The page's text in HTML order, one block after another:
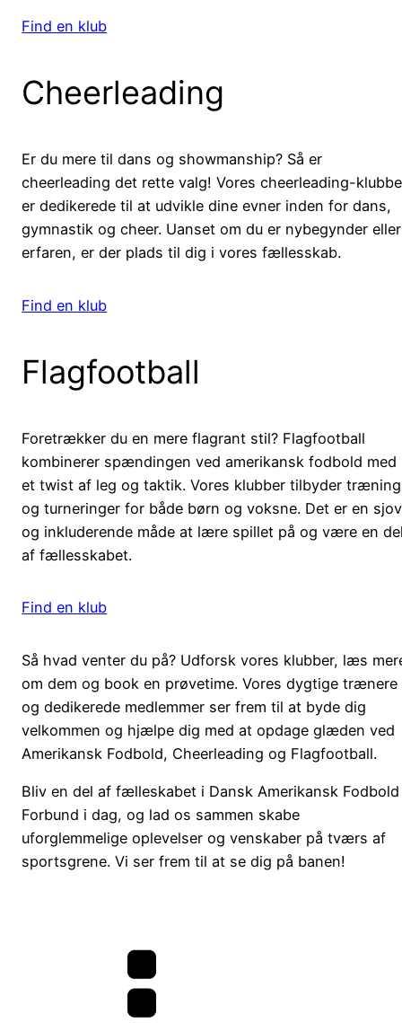
Find en klub
Cheerleading
Er du mere til dans og showmanship? Så er
cheerleading det rette valg! Vores cheerleading-
er dedikerede til at udvikle dine evner inden for dans,
gymnastik og cheer. Uanset om du er nybegynder eller
erfaren, er der plads til dig i vores fællesskab.
Find en klub
Flagfootball
Foretrækker du en mere flagrant stil? Flagfootball
kombinerer spændingen ved amerikansk fodbold med
et twist af leg og taktik. Vores klubber tilbyder træning
og turneringer for både børn og voksne. Det er en sjov
og inkluderende måde at lære spillet på og være en
af fællesskabet.
Find en klub
Så hvad venter du på? Udforsk vores klubber, læs
om dem og book en prøvetime. Vores dygtige trænere
og dedikerede medlemmer ser frem til at byde dig
velkommen og hjælpe dig med at opdage glæden ved
Amerikansk Fodbold, Cheerleading og Flagfootball.
Bliv en del af fælleskabet i Dansk Amerikansk Fodbold
Forbund i dag, og lad os sammen skabe
uforglemmelige oplevelser og venskaber på tværs af
sportsgrene. Vi ser frem til at se dig på banen!